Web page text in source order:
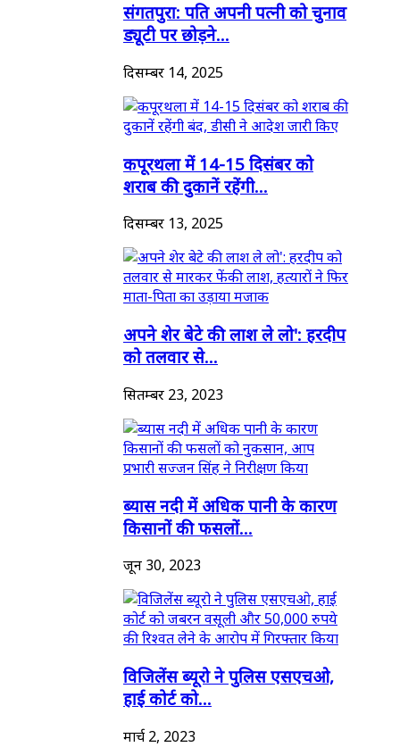
संगतपुरा: पति अपनी पत्नी को चुनाव
ड्यूटी पर छोड़ने...
दिसम्बर 14, 2025
कपूरथला में 14-15 दिसंबर को
शराब की दुकानें रहेंगी...
दिसम्बर 13, 2025
अपने शेर बेटे की लाश ले लो': हरदीप
को तलवार से...
सितम्बर 23, 2023
ब्यास नदी में अधिक पानी के कारण
किसानों की फसलों...
जून 30, 2023
विजिलेंस ब्यूरो ने पुलिस एसएचओ,
हाई कोर्ट को...
मार्च 2, 2023